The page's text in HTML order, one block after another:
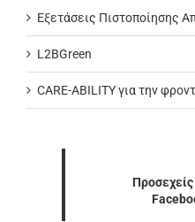
Εξετάσεις Πιστοποίησης
L2BGreen
CARE-ABILITY για την